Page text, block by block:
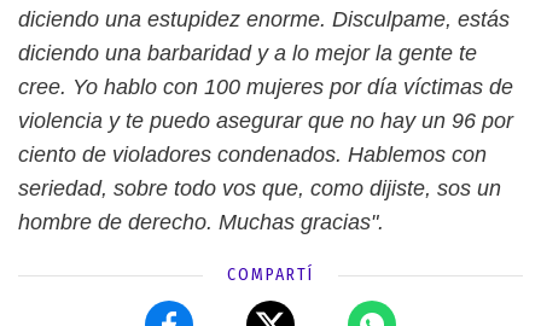
diciendo una estupidez enorme. Disculpame, estás
diciendo una barbaridad y a lo mejor la gente te
cree. Yo hablo con 100 mujeres por día víctimas de
violencia y te puedo asegurar que no hay un 96 por
ciento de violadores condenados. Hablemos con
seriedad, sobre todo vos que, como dijiste, sos un
hombre de derecho. Muchas gracias".
COMPARTÍ